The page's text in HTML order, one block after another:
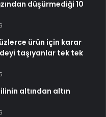
düşürmediği 10
ürün için karar
taşıyanlar tek tek
ilinin altından altın